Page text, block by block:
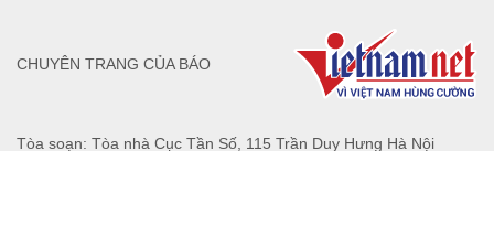
Tòa soạn: Tòa nhà Cục Tần Số, 115 Trần Duy Hưng Hà Nội
CHUYÊN TRANG CỦA BÁO